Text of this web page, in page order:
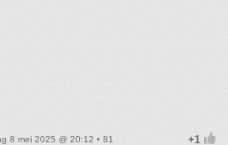
8 mei 2025 @ 20:12 • 81